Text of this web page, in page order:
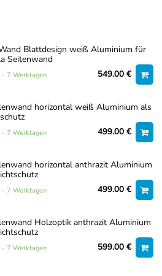
Blattdesign weiß Aluminium für
Seitenwand
- 7 Werktagen 549.00 €
horizontal weiß Aluminium als
- 7 Werktagen 499.00 €
horizontal anthrazit Aluminium
- 7 Werktagen 499.00 €
Holzoptik anthrazit Aluminium
- 7 Werktagen 599.00 €